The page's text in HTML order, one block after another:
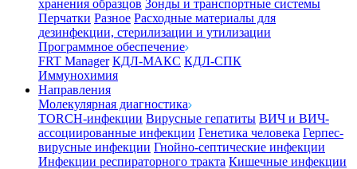
хранения образцов Зонды и транспортные системы
Перчатки Разное Расходные материалы для
дезинфекции, стерилизации и утилизации
Программное обеспечение
FRT Manager КДЛ-МАКС КДЛ-СПК
Иммунохимия
Направления
Молекулярная диагностика
TORCH-инфекции Вирусные гепатиты ВИЧ и ВИЧ-
ассоциированные инфекции Генетика человека Герпес-
вирусные инфекции Гнойно-септические инфекции
Инфекции респираторного тракта Кишечные инфекции